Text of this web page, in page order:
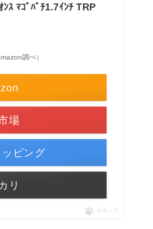
ｽ ﾏｺﾞﾊﾞﾁ1.7ｲﾝﾁ TRP
調べ）
場
ピング
リ
ポチップ